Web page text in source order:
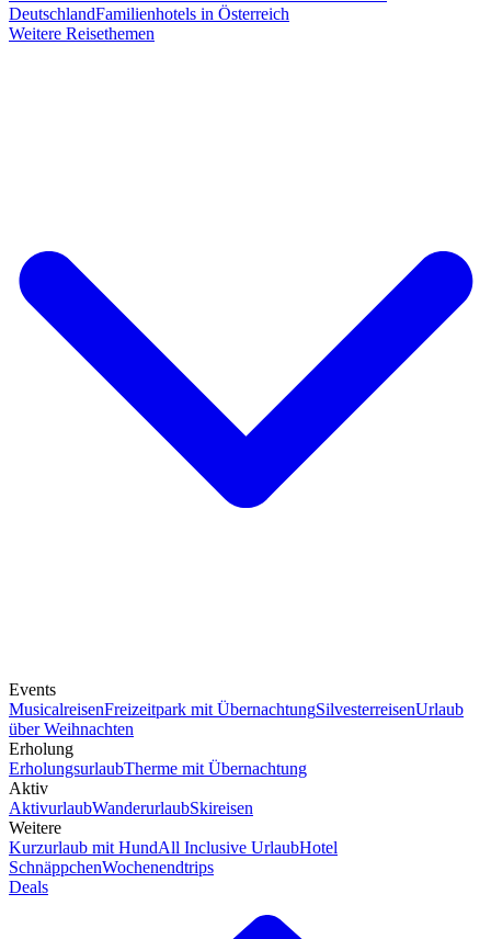
DeutschlandFamilienhotels in Österreich
Weitere Reisethemen
Events
MusicalreisenFreizeitpark mit ÜbernachtungSilvesterreisenUrlaub
über Weihnachten
Erholung
ErholungsurlaubTherme mit Übernachtung
Aktiv
AktivurlaubWanderurlaubSkireisen
Weitere
Kurzurlaub mit HundAll Inclusive UrlaubHotel
SchnäppchenWochenendtrips
Deals